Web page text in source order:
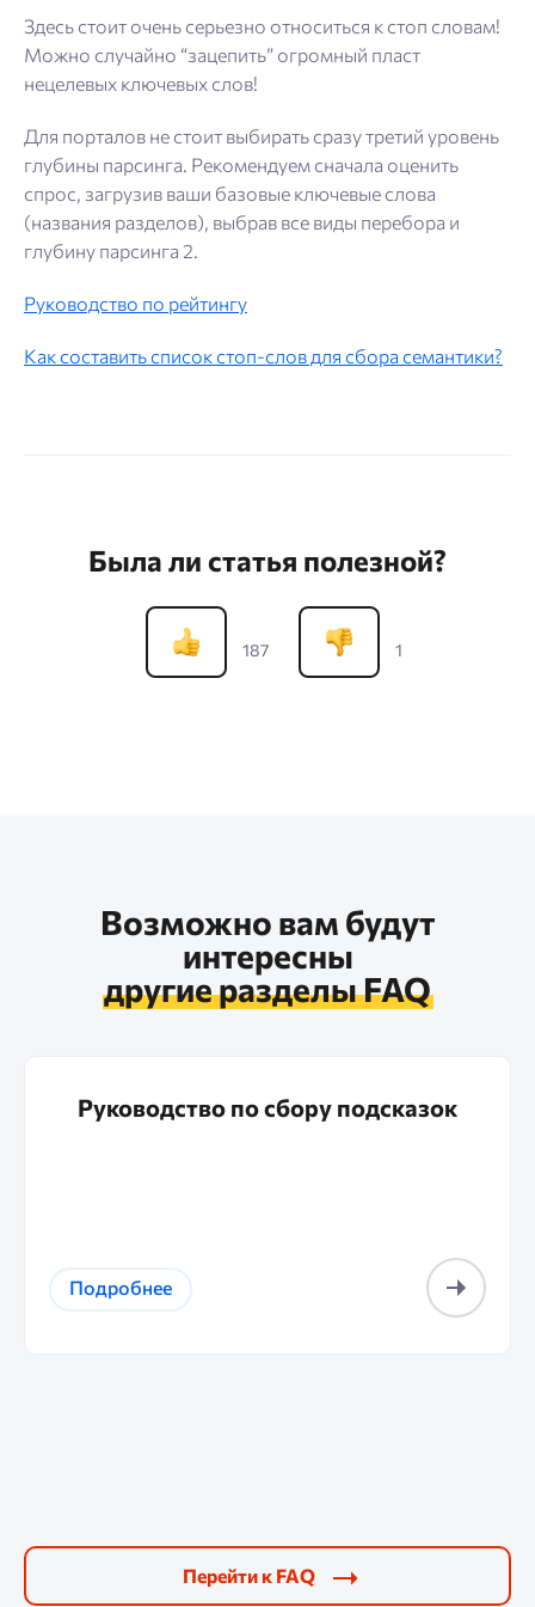
Здесь стоит очень серьезно относиться к стоп словам!
Можно случайно “зацепить” огромный пласт
нецелевых ключевых слов!
Для порталов не стоит выбирать сразу третий уровень
глубины парсинга. Рекомендуем сначала оценить
спрос, загрузив ваши базовые ключевые слова
(названия разделов), выбрав все виды перебора и
глубину парсинга 2.
Руководство по рейтингу
Как составить список стоп-слов для сбора семантики?
Была ли статья полезной?
187 1
Возможно вам будут
интересны
другие разделы FAQ
Руководство по сбору подсказок
Подробнее
Перейти к FAQ